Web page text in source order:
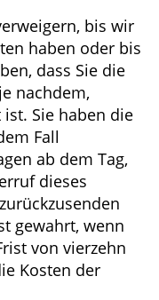
bis wir
haben oder bis
dass Sie die
nachdem,
Sie haben die
Fall
ab dem Tag,
dieses
gewahrt, wenn
von vierzehn
Kosten der